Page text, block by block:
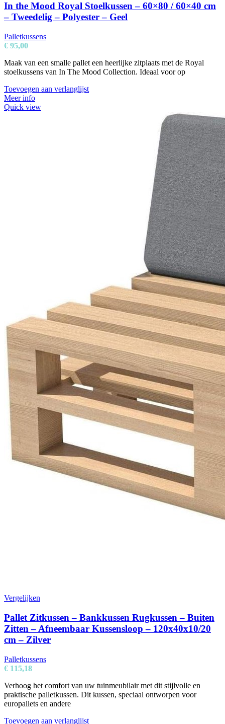
In the Mood Royal Stoelkussen – 60×80 / 60×40 cm
– Tweedelig – Polyester – Geel
Palletkussens
€ 95,00
Maak van een smalle pallet een heerlijke zitplaats met de Royal
stoelkussens van In The Mood Collection. Ideaal voor op
Toevoegen aan verlanglijst
Meer info
Quick view
Vergelijken
Pallet Zitkussen – Bankkussen Rugkussen – Buiten
Zitten – Afneembaar Kussensloop – 120x40x10/20
cm – Zilver
Palletkussens
€ 115,18
Verhoog het comfort van uw tuinmeubilair met dit stijlvolle en
praktische palletkussen. Dit kussen, speciaal ontworpen voor
europallets en andere
Toevoegen aan verlanglijst